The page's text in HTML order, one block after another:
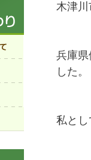
木津川
兵庫
した。
私とし